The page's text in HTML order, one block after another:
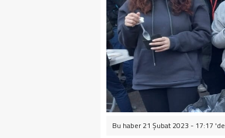
Bu haber 21 Şubat 2023 - 17:17